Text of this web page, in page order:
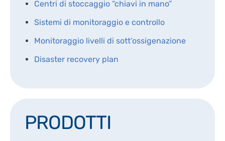
LAVORA CON NOI
BIOLOGIA CELLULARE
BIOLOGIA MOLECOLARE
SEQUENZIAMENTO NGS
DISPOSITIVI DI PROTEZIONE INDIVIDUALE
Centri di stoccaggio “chiavi in mano”
Sistemi di monitoraggio e controllo
Monitoraggio livelli di sott’ossigenazione
Disaster recovery plan
PRODOTTI